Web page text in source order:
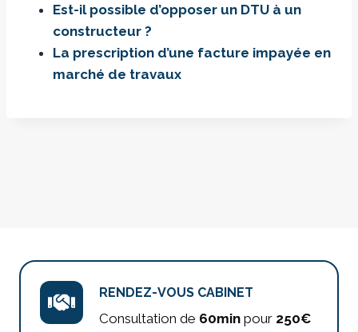
Est-il possible d’opposer un DTU à un
constructeur ?
La prescription d’une facture impayée en
marché de travaux
RENDEZ-VOUS CABINET
Consultation de 60min pour 250€